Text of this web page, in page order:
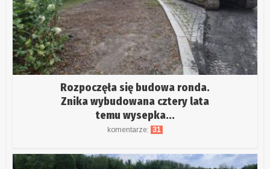
Rozpoczęła się budowa ronda.
Znika wybudowana cztery lata
temu wysepka...
komentarze: 31